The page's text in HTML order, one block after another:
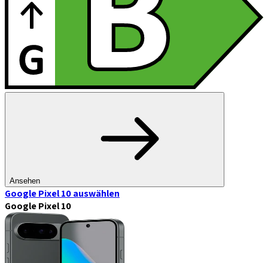
Ansehen
Google Pixel 10auswählen
Google Pixel 10